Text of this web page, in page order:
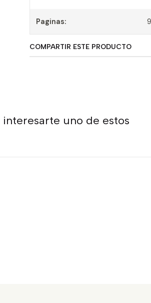
Paginas:
COMPARTIR ESTE PRODUCTO
uno de estos